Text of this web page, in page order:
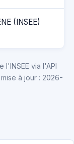
(INSEE)
l'INSEE via l'API
à jour : 2026-